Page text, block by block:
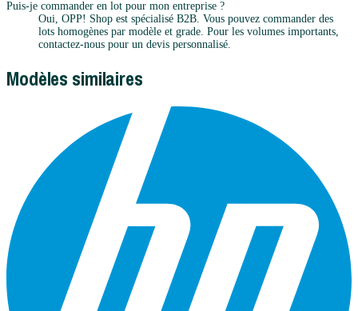
Puis-je commander en lot pour mon entreprise ?
Oui, OPP! Shop est spécialisé B2B. Vous pouvez commander des
lots homogènes par modèle et grade. Pour les volumes importants,
contactez-nous pour un devis personnalisé.
Modèles similaires